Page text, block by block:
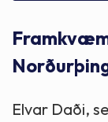
Elvar Daði,